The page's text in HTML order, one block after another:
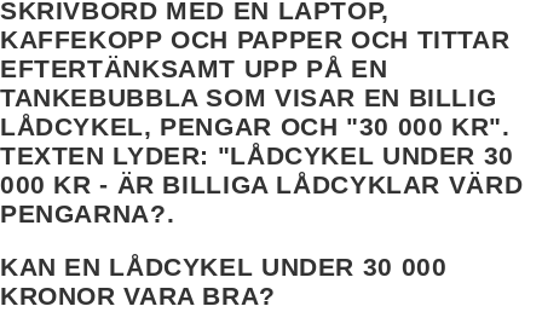
KAN EN LÅDCYKEL UNDER 30 000
KRONOR VARA BRA?